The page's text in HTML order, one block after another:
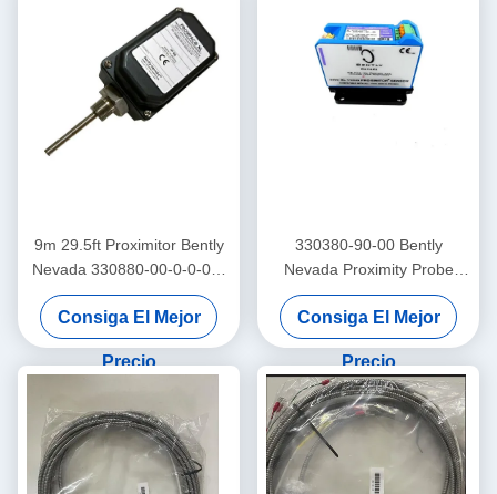
9m 29.5ft Proximitor Bently
Nevada 330880-00-0-0-03-
02 ProxPAC Proximidad
Transductor Asamblea
Consiga El Mejor
Precio
330380-90-00 Bently
Nevada Proximity Probe
3300 XL Sensor de
proximidad de alta
temperatura
Consiga El Mejor
Precio